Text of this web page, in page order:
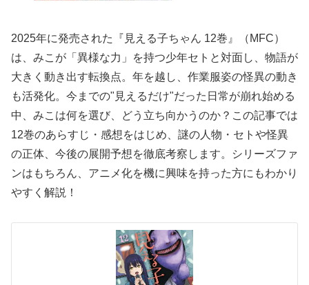
2025年に発売された『見える子ちゃん 12巻』（MFC）
は、みこが「異様な力」を持つ少年セトと対面し、物語が
大きく動き出す転換点。年を越し、作業服姿の怪異の動き
も活発化。今までの"見えるだけ"だった日常が崩れ始める
中、みこは何を選び、どう立ち向かうのか？この記事では
12巻のあらすじ・感想をはじめ、謎の人物・セトや怪異
の正体、今後の展開予想を徹底考察します。シリーズファ
ンはもちろん、アニメ化を機に興味を持った方にもわかり
やすく解説！